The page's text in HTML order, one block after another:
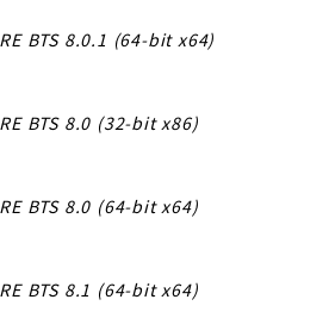
BTS 8.0.1 (64-bit x64)
BTS 8.0 (32-bit x86)
BTS 8.0 (64-bit x64)
BTS 8.1 (64-bit x64)